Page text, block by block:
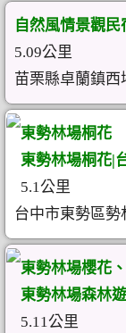
自然風情景觀民
5.09公里
苗栗縣卓蘭鎮西
東勢林場桐花
東勢林場桐花|
5.1公里
台中市東勢區勢
東勢林場櫻花
東勢林場森林
5.11公里